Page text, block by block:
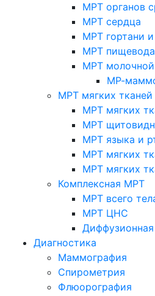
МРТ органов
МРТ сердца
МРТ гортани и
МРТ пищевода
МРТ
МР-
МРТ мягких тканей
МРТ мягких
МРТ
МРТ языка и
МРТ мягких
МРТ мягких
Комплексная МРТ
МРТ всего
МРТ ЦНС
Диагностика
Маммография
Спирометрия
Флюорография